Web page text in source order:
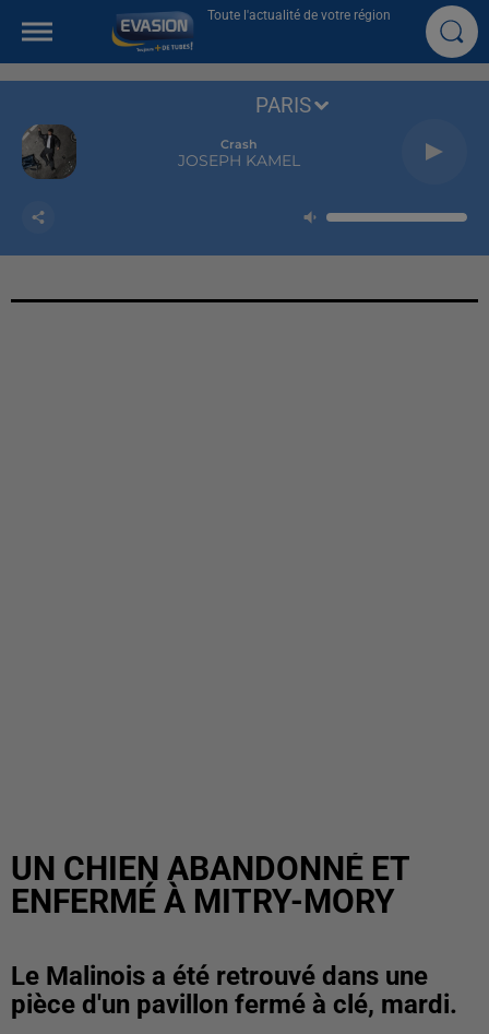
Toute l'actualité de votre région
Crash
JOSEPH KAMEL
PARIS
UN CHIEN ABANDONNÉ ET
ENFERMÉ À MITRY-MORY
Le Malinois a été retrouvé dans une
pièce d'un pavillon fermé à clé, mardi.